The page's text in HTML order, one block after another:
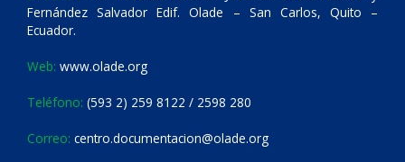
Fernández Salvador Edif. Olade – San Carlos, Quito –
Ecuador.
Web: www.olade.org
Teléfono: (593 2) 259 8122 / 2598 280
Correo: centro.documentacion@olade.org